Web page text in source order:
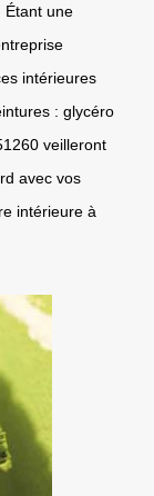
Étant une
intérieures
: glycéro
veilleront
avec vos
intérieure à